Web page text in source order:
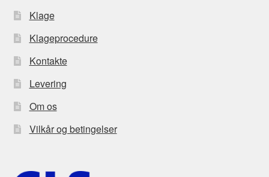
Klage
Klageprocedure
Kontakte
Levering
Om os
Vilkår og betingelser